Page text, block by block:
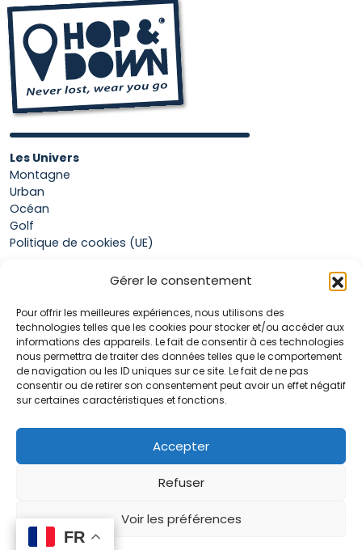
Gérer le consentement
Pour offrir les meilleures expériences, nous utilisons des
technologies telles que les cookies pour stocker et/ou accéder aux
informations des appareils. Le fait de consentir à ces technologies
nous permettra de traiter des données telles que le comportement
de navigation ou les ID uniques sur ce site. Le fait de ne pas
consentir ou de retirer son consentement peut avoir un effet négatif
sur certaines caractéristiques et fonctions.
Accepter
Refuser
Voir les préférences
0
Les Univers
Montagne
Urban
Océan
Golf
Politique de cookies (UE)
Mon compte
Panier
Conditions générales de vente
La marque Hop & Down
Plan du site
FR
FR